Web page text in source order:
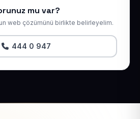
mu var?
web çözümünü birlikte belirleyelim.
444 0 947